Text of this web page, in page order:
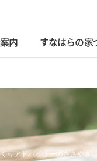
内 すなはらの家
りアドバイザーのささやき